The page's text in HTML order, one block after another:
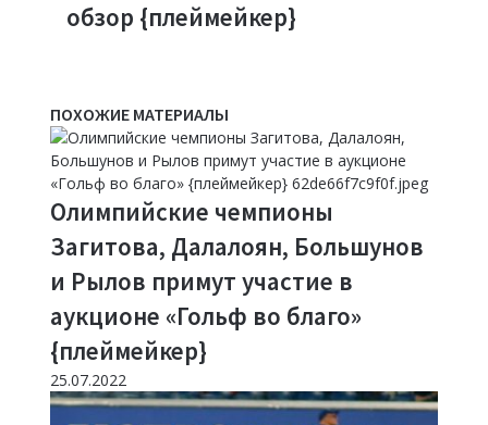
обзор {плеймейкер}
ПОХОЖИЕ МАТЕРИАЛЫ
Олимпийские чемпионы
Загитова, Далалоян, Большунов
и Рылов примут участие в
аукционе «Гольф во благо»
{плеймейкер}
25.07.2022